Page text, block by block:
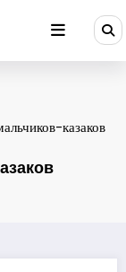
казаков